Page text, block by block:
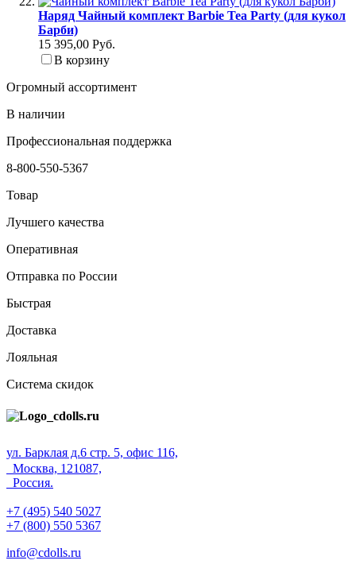
Наряд Чайный комплект Barbie Tea Party (для кукол
Барби)
15 395,00 Руб.
В корзину
Огромный ассортимент
В наличии
Профессиональная поддержка
8-800-550-5367
Товар
Лучшего качества
Оперативная
Отправка по России
Быстрая
Доставка
Лояльная
Система скидок
ул. Барклая д.6 стр. 5, офис 116,
Москва, 121087,
Россия.
+7 (495) 540 5027
+7 (800) 550 5367
info@cdolls.ru